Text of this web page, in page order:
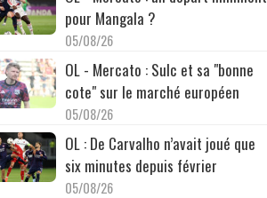
pour Mangala ?
05/08/26
OL - Mercato : Sulc et sa "bonne
cote" sur le marché européen
05/08/26
OL : De Carvalho n’avait joué que
six minutes depuis février
05/08/26